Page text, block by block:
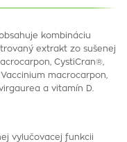
kombináciu
extrakt zo sušenej
CystiCran®,
macrocarpon,
a vitamín D.
vylučovacej funkcii